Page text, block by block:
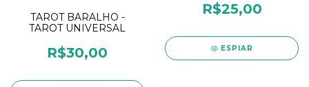
TAROT BARALHO -
TAROT UNIVERSAL
R$30,00
R$25,00
ESPIAR